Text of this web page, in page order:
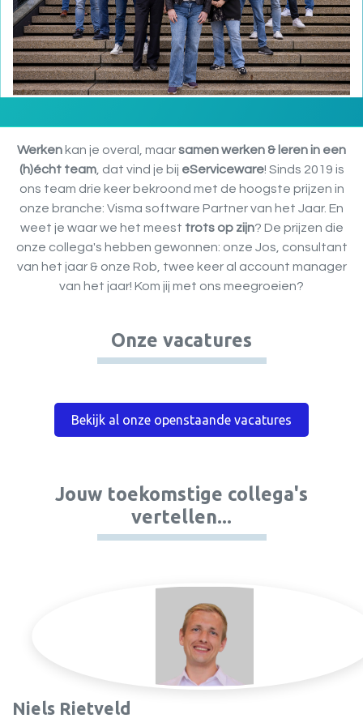
Werken kan je overal, maarsamen werken & leren in een
(h)écht team, dat vind je bij eServiceware! Sinds 2019 is
ons team drie keer bekroond met de hoogste prijzen in
onze branche: Visma software Partner van het Jaar. En
weet je waar we het meest trots op zijn? De prijzen die
onze collega's hebben gewonnen: onze Jos, consultant
van het jaar & onze Rob, twee keer al account manager
van het jaar! Kom jij met ons meegroeien?
Onze vacatures
Bekijk al onze openstaande vacatures
Jouw toekomstige collega's
vertellen...
Niels Rietveld